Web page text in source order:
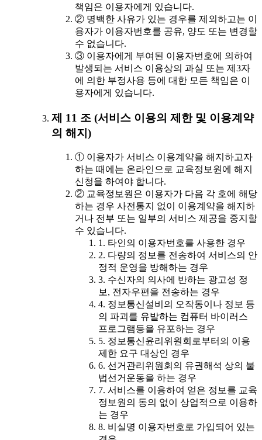
책임은 이용자에게 있습니다.
② 명백한 사유가 있는 경우를 제외하고는 이
용자가 이용자번호를 공유, 양도 또는 변경할
수 없습니다.
③ 이용자에게 부여된 이용자번호에 의하여
발생되는 서비스 이용상의 과실 또는 제3자
에 의한 부정사용 등에 대한 모든 책임은 이
용자에게 있습니다.
제 11 조 (서비스 이용의 제한 및 이용계약
의 해지)
① 이용자가 서비스 이용계약을 해지하고자
하는 때에는 온라인으로 교육정보원에 해지
신청을 하여야 합니다.
② 교육정보원은 이용자가 다음 각 호에 해당
하는 경우 사전통지 없이 이용계약을 해지하
거나 전부 또는 일부의 서비스 제공을 중지할
수 있습니다.
1. 타인의 이용자번호를 사용한 경우
2. 다량의 정보를 전송하여 서비스의 안
정적 운영을 방해하는 경우
3. 수신자의 의사에 반하는 광고성 정
보, 전자우편을 전송하는 경우
4. 정보통신설비의 오작동이나 정보 등
의 파괴를 유발하는 컴퓨터 바이러스
프로그램등을 유포하는 경우
5. 정보통신윤리위원회로부터의 이용
제한 요구 대상인 경우
6. 선거관리위원회의 유권해석 상의 불
법선거운동을 하는 경우
7. 서비스를 이용하여 얻은 정보를 교육
정보원의 동의 없이 상업적으로 이용하
는 경우
8. 비실명 이용자번호로 가입되어 있는